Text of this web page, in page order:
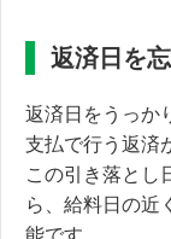
返済日を
返済日をうっか
支払で行う返済
この引き落とし
ら、給料日の近
能です。